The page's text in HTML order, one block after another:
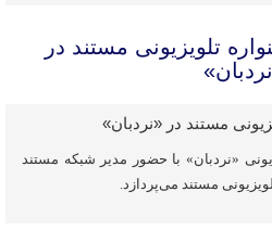
تلویزیونی مستند در
«نردبان» با حضور مدیر شبکه مستند
مستند می‌پردازد.